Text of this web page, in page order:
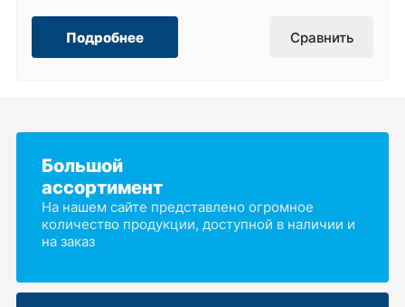
Подробнее Сравнить
Большой
ассортимент
На нашем сайте представлено огромное
количество продукции, доступной в наличии и
на заказ